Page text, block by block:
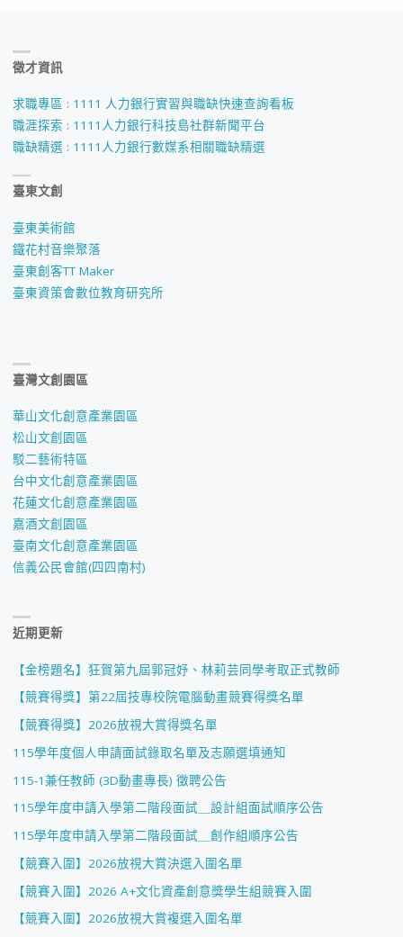
徵才資訊
求職專區 : 1111 人力銀行實習與職缺快速查詢看板
職涯探索 : 1111人力銀行科技島社群新聞平台
職缺精選 : 1111人力銀行數媒系相關職缺精選
臺東文創
臺東美術館
鐵花村音樂聚落
臺東創客TT Maker
臺東資策會數位教育研究所
臺灣文創園區
華山文化創意產業園區
松山文創園區
駁二藝術特區
台中文化創意產業園區
花蓮文化創意產業園區
嘉酒文創園區
臺南文化創意產業園區
信義公民會館(四四南村)
近期更新
【金榜題名】狂賀第九屆郭冠妤、林莉芸同學考取正式教師
【競賽得獎】第22屆技專校院電腦動畫競賽得獎名單
【競賽得獎】2026放視大賞得獎名單
115學年度個人申請面試錄取名單及志願選填通知
115-1兼任教師 (3D動畫專長) 徵聘公告
115學年度申請入學第二階段面試＿設計組面試順序公告
115學年度申請入學第二階段面試＿創作組順序公告
【競賽入圍】2026放視大賞決選入圍名單
【競賽入圍】2026 A+文化資產創意獎學生組競賽入圍
【競賽入圍】2026放視大賞複選入圍名單